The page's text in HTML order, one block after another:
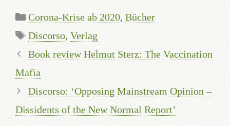
Categories
Corona-Krise ab 2020, Bücher
Tags
Discorso, Verlag
Book review Helmut Sterz: The Vaccination
Mafia
Discorso: ‘Opposing Mainstream Opinion –
Dissidents of the New Normal Report’